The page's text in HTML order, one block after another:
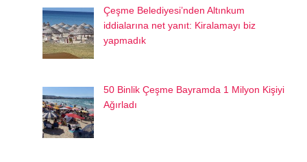
Çeşme Belediyesi’nden Altınkum
iddialarına net yanıt: Kiralamayı biz
yapmadık
50 Binlik Çeşme Bayramda 1 Milyon Kişiyi
Ağırladı